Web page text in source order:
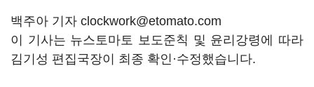
백주아 기자 clockwork@etomato.com
이 기사는 뉴스토마토 보도준칙 및 윤리강령에 따라
김기성 편집국장이 최종 확인·수정했습니다.